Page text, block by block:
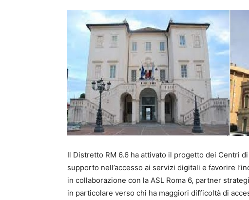
Il Distretto RM 6.6 ha attivato il progetto dei Centri
supporto nell’accesso ai servizi digitali e favorire
in collaborazione con la ASL Roma 6, partner
in particolare verso chi ha maggiori difficoltà di